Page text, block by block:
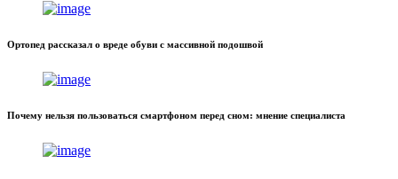
Ортопед рассказал о вреде обуви с массивной подошвой
Почему нельзя пользоваться смартфоном перед сном: мнение специалиста